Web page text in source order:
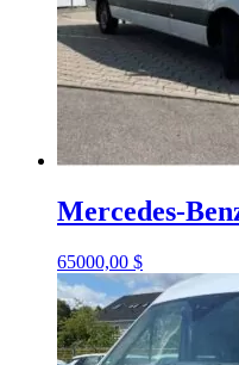
Mercedes-
65000,00 $